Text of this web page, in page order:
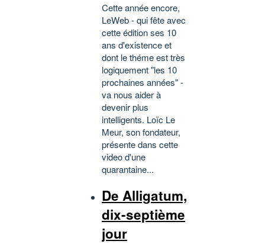
Cette année encore,
LeWeb - qui fête avec
cette édition ses 10
ans d'existence et
dont le théme est très
logiquement "les 10
prochaines années" -
va nous aider à
devenir plus
intelligents. Loïc Le
Meur, son fondateur,
présente dans cette
video d'une
quarantaine...
De Alligatum,
dix-septième
jour